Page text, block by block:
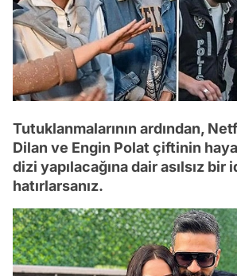
Tutuklanmalarının ardından,
Dilan ve Engin Polat çiftinin
dizi yapılacağına dair asılsız bir
hatırlarsanız.